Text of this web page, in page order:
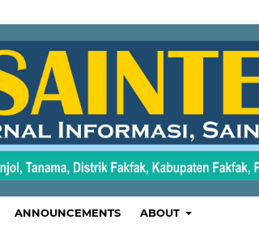
ANNOUNCEMENTS ABOUT